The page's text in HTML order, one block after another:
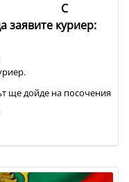
С
заявите куриер:
ще дойде на посочения